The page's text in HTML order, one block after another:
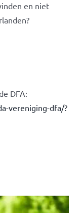
en niet
DFA:
vereniging-dfa/?